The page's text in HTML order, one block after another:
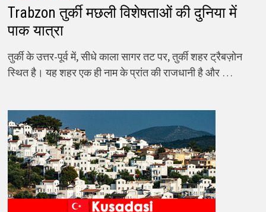
Trabzon तुर्की मछली विशेषताओं की दुनिया में
पाक यात्रा
तुर्की के उत्तर-पूर्व में, सीधे काला सागर तट पर, तुर्की शहर ट्रैबज़ोन
स्थित है। यह शहर एक ही नाम के प्रांत की राजधानी है और …